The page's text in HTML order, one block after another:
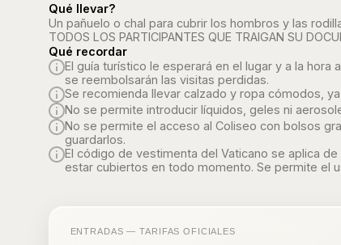
Qué llevar?
Un pañuelo o chal para cubrir los hombros y las
TODOS LOS PARTICIPANTES QUE TRAIGAN SU
Qué recordar
El guía turístico le esperará en el lugar y a la
se reembolsarán las visitas perdidas.
Se recomienda llevar calzado y ropa cómodos,
No se permite introducir líquidos, geles ni
No se permite el acceso al Coliseo con bolsos
guardarlos.
El código de vestimenta del Vaticano se aplica
estar cubiertos en todo momento. Se permite el
ENTRADAS — TARIFAS OFICIALES